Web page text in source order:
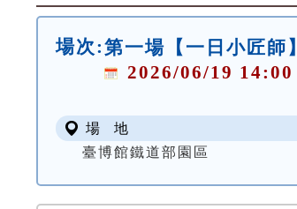
場次:第一場【一日小匠師
2026/06/19
場 地
臺博館鐵道部園區